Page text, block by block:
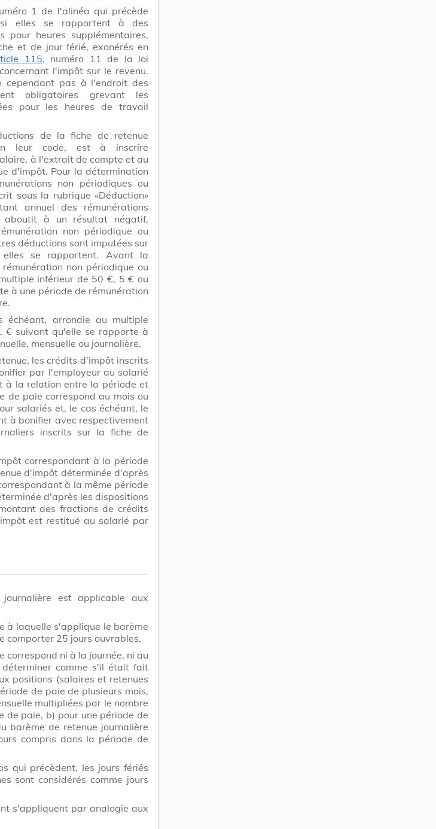
1 de l'alinéa qui précède
si elles se rapportent à des
pour heures supplémentaires,
et de jour férié, exonérés en
115, numéro 11 de la loi
l'impôt sur le revenu.
cependant pas à l'endroit des
obligatoires grevant les
pour les heures de travail
de la fiche de retenue
leur code, est à inscrire
à l'extrait de compte et au
d'impôt. Pour la détermination
non périodiques ou
sous la rubrique «Déduction»
annuel des rémunérations
aboutit à un résultat négatif,
non périodique ou
déductions sont imputées sur
elles se rapportent. Avant la
non périodique ou
inférieur de 50 €, 5 € ou
à une période de rémunération
échéant, arrondie au multiple
€ suivant qu'elle se rapporte à
mensuelle ou journalière.
les crédits d'impôt inscrits
par l'employeur au salarié
à la relation entre la période et
de paie correspond au mois ou
salariés et, le cas échéant, le
à bonifier avec respectivement
inscrits sur la fiche de
correspondant à la période
d'impôt déterminée d'après
à la même période
d'après les dispositions
des fractions de crédits
est restitué au salarié par
est applicable aux
à laquelle s'applique le barème
comporter 25 jours ouvrables.
correspond ni à la journée, ni au
comme s'il était fait
positions (salaires et retenues
de paie de plusieurs mois,
multipliées par le nombre
de paie, b) pour une période de
barème de retenue journalière
compris dans la période de
qui précèdent, les jours fériés
sont considérés comme jours
s'appliquent par analogie aux